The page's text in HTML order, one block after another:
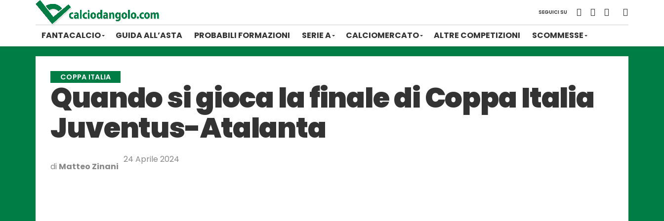
SEGUICI SU
FANTACALCIO GUIDA ALL’ASTA PROBABILI FORMAZIONI SERIE A CALCIOMERCATO ALTRE COMPETIZIONI SCOMMESSE
COPPA ITALIA
Quando si gioca la finale di Coppa Italia
Juventus-Atalanta
di Matteo Zinani
24 Aprile 2024